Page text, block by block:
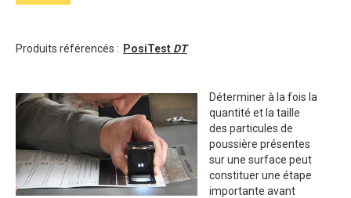
Produits référencés : PosiTest DT
Déterminer à la fois la
quantité et la taille
des particules de
poussière présentes
sur une surface peut
constituer une étape
importante avant